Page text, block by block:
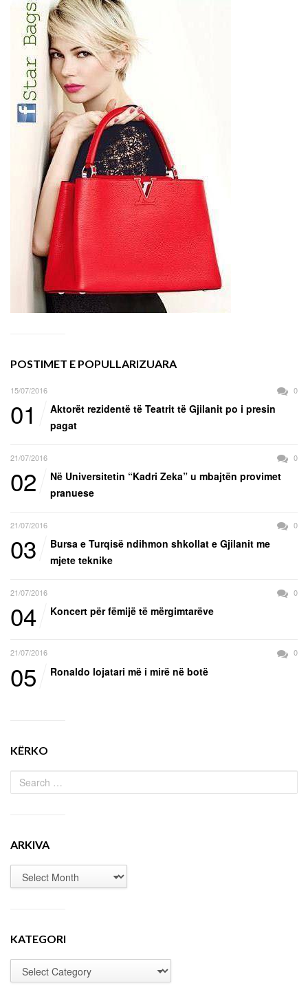
POSTIMET E POPULLARIZUARA
15/07/2016 0
01
Aktorët rezidentë të Teatrit të Gjilanit po i presin
pagat
21/07/2016 0
02
Në Universitetin “Kadri Zeka” u mbajtën provimet
pranuese
21/07/2016 0
03
Bursa e Turqisë ndihmon shkollat e Gjilanit me
mjete teknike
21/07/2016 0
04 Koncert për fëmijë të mërgimtarëve
21/07/2016 0
05 Ronaldo lojatari më i mirë në botë
KËRKO
ARKIVA
KATEGORI